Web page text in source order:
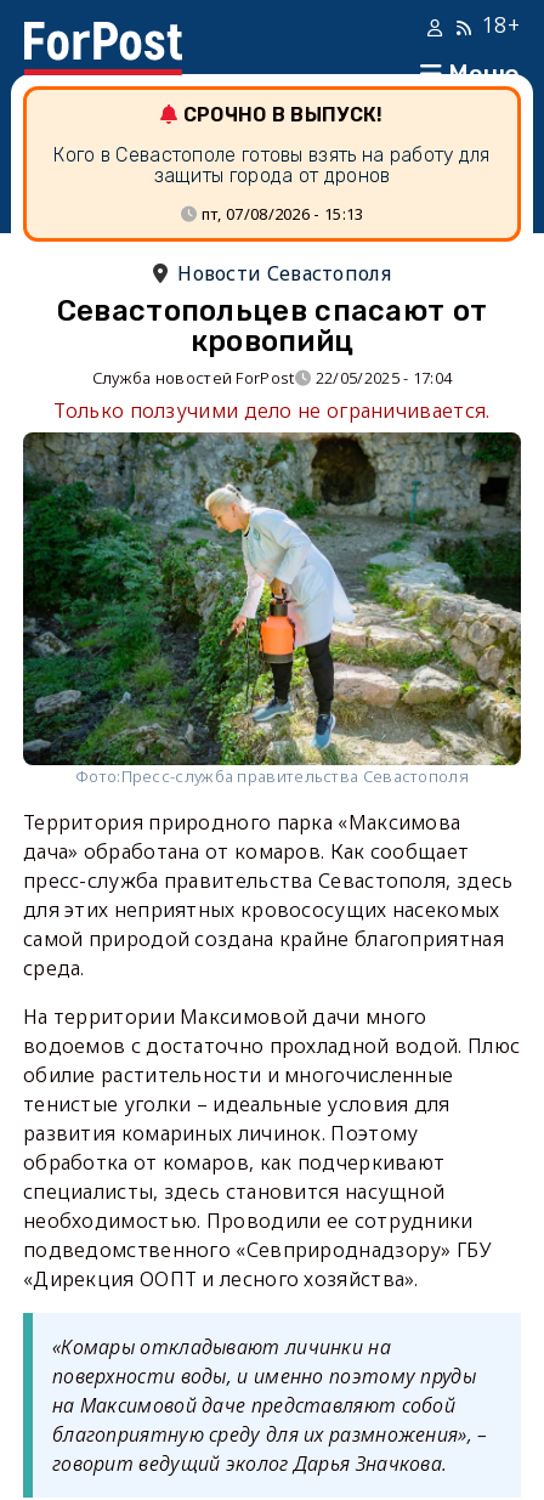
Меню
18+
СРОЧНО В ВЫПУСК!
Кого в Севастополе готовы взять на работу для
защиты города от дронов
пт, 07/08/2026 - 15:13
Новости Севастополя
Севастопольцев спасают от
кровопийц
Служба новостей ForPost 22/05/2025 - 17:04
Только ползучими дело не ограничивается.
Фото:Пресс-служба правительства Севастополя
Территория природного парка «Максимова
дача» обработана от комаров. Как сообщает
пресс-служба правительства Севастополя, здесь
для этих неприятных кровососущих насекомых
самой природой создана крайне благоприятная
среда.
На территории Максимовой дачи много
водоемов с достаточно прохладной водой. Плюс
обилие растительности и многочисленные
тенистые уголки – идеальные условия для
развития комариных личинок. Поэтому
обработка от комаров, как подчеркивают
специалисты, здесь становится насущной
необходимостью. Проводили ее сотрудники
подведомственного «Севприроднадзору» ГБУ
«Дирекция ООПТ и лесного хозяйства».
«Комары откладывают личинки на
поверхности воды, и именно поэтому пруды
на Максимовой даче представляют собой
благоприятную среду для их размножения», –
говорит ведущий эколог Дарья Значкова.